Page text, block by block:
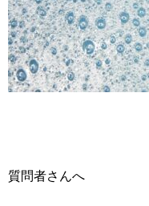
質問者さんへ